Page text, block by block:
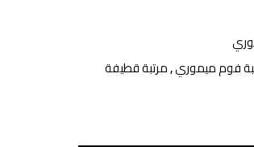
فوم ميموري,مرتبة قطيفة